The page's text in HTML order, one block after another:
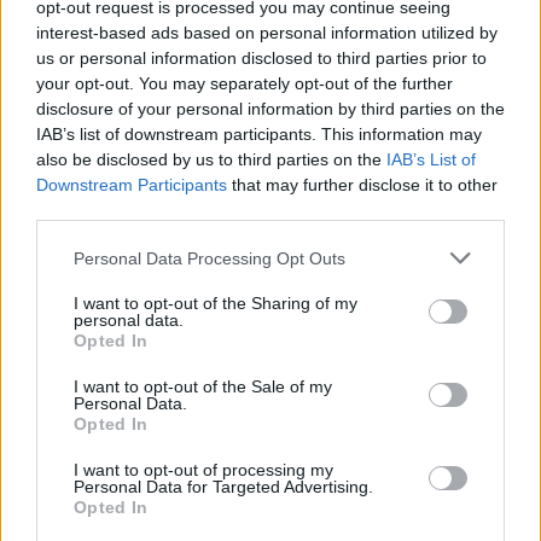
opt-out request is processed you may continue seeing
interest-based ads based on personal information utilized by
us or personal information disclosed to third parties prior to
your opt-out. You may separately opt-out of the further
disclosure of your personal information by third parties on the
IAB’s list of downstream participants. This information may
also be disclosed by us to third parties on the IAB’s List of
Downstream Participants that may further disclose it to other
Personal Data Processing Opt Outs
I want to opt-out of the Sharing of my
personal data.
Opted In
I want to opt-out of the Sale of my
Personal Data.
Opted In
I want to opt-out of processing my
Personal Data for Targeted Advertising.
Opted In
Pawła "Czekolada" Szczepanika wygrali jedną z walk na
bocie, jednak w każdym kolejnym teamfighcie to AGO
ROGUE prezentowało się lepiej. Dzięki temu ekipa
Woolite'a w 33. minucie zniszczyła wszystkie inhibitory,
a po chwili zakończyła spotkanie.
Misfits
Premier
0:1
Agresivoo
Szygenda
Ronaldo
Lucian
Czekolad
Jezu
Jhin
Woolite